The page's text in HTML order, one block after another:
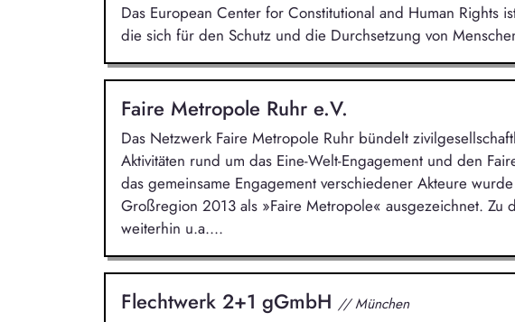
Das European Center for Constitutional and Human Rights
die sich für den Schutz und die Durchsetzung von
Faire Metropole Ruhr e.V.
Das Netzwerk Faire Metropole Ruhr bündelt
Aktivitäten rund um das Eine-Welt-Engagement und den
das gemeinsame Engagement verschiedener Akteure
Großregion 2013 als »Faire Metropole« ausgezeichnet. Zu
weiterhin u.a....
Flechtwerk 2+1 gGmbH // München